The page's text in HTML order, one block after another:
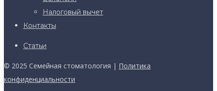
Налоговый вычет
Контакты
Статьи
© 2025 Семейная стоматология | Политика
конфиденциальности